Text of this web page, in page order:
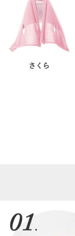
さくら